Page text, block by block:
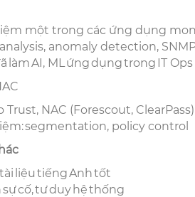
một trong các ứng dụng
anomaly detection,
làm AI, ML ứng dụng trong IT Ops
Trust, NAC (Forescout, ClearPass)
segmentation, policy control
liệu tiếng Anh tốt
sự cố, tư duy hệ thống